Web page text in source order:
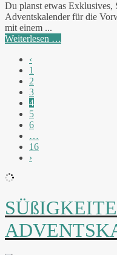
Du planst etwas Exklusives,
Adventskalender für die
mit einem ...
Weiterlesen …
‹
1
2
3
4
5
6
…
16
›